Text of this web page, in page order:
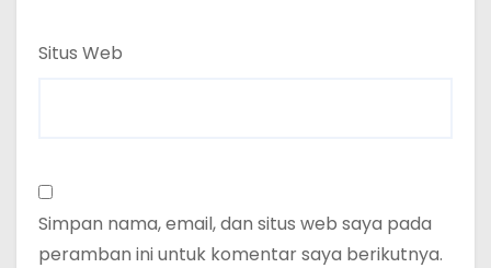
Situs Web
Simpan nama, email, dan situs web saya pada
peramban ini untuk komentar saya berikutnya.